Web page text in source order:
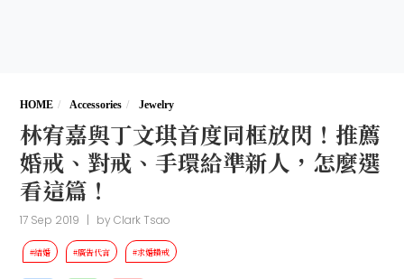
HOME Accessories Jewelry
林宥嘉與丁文琪首度同框放閃！推薦
婚戒、對戒、手環給準新人，怎麼選
看這篇！
17 Sep 2019 | byClark Tsao
#結婚 #廣告代言 #求婚鑽戒